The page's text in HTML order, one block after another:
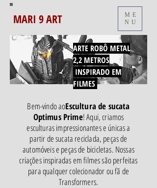
MARI 9 ART
ME
NU
ARTE ROBÔ METAL
2,2 METROS
INSPIRADO EM
FILMES
Bem-vindo aoEscultura de sucata
Optimus Prime! Aqui, criamos
esculturas impressionantes e únicas a
partir de sucata reciclada, peças de
automóveis e peças de bicicletas. Nossas
criações inspiradas em filmes são perfeitas
para qualquer colecionador ou fã de
Transformers.